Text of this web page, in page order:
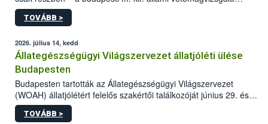
állomás a Kis Rókus utca 15. szám alatti, Czigler Győző által
tervezett új épületébe.
TOVÁBB >
2026. július 14, kedd
Állategészségügyi Világszervezet állatjóléti ülése
Budapesten
Budapesten tartották az Állategészségügyi Világszervezet
(WOAH) állatjólétért felelős szakértői találkozóját június 29. és
július 2. között. Az Agrár- és Élelmiszergazdaságért Felelős
Minisztérium (AÉM) és a Nemzeti Élelmiszerlánc-biztonsági
TOVÁBB >